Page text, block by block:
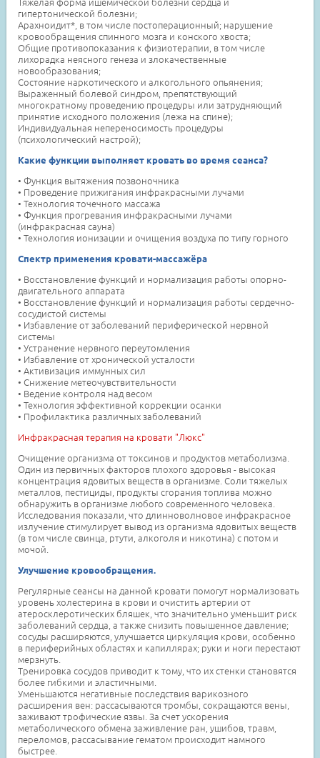
гипертонической болезни;
Арахноидит*, в том числе постоперационный; нарушение
кровообращения спинного мозга и конского хвоста;
Общие противопоказания к физиотерапии, в том числе
лихорадка неясного генеза и злокачественные
новообразования;
Состояние наркотического и алкогольного опьянения;
Выраженный болевой синдром, препятствующий
многократному проведению процедуры или затрудняющий
принятие исходного положения (лежа на спине);
Индивидуальная непереносимость процедуры
(психологический настрой);
Какие функции выполняет кровать во время сеанса?
• Функция вытяжения позвоночника
• Проведение прижигания инфракрасными лучами
• Технология точечного массажа
• Функция прогревания инфракрасными лучами
(инфракрасная сауна)
• Технология ионизации и очищения воздуха по типу горного
Спектр применения кровати-массажёра
• Восстановление функций и нормализация работы опорно-
двигательного аппарата
• Восстановление функций и нормализация работы сердечно-
сосудистой системы
• Избавление от заболеваний периферической нервной
системы
• Устранение нервного переутомления
• Избавление от хронической усталости
• Активизация иммунных сил
• Снижение метеочувствительности
• Ведение контроля над весом
• Технология эффективной коррекции осанки
• Профилактика различных заболеваний
Инфракрасная терапия на кровати "Люкс"
Очищение организма от токсинов и продуктов метаболизма.
Один из первичных факторов плохого здоровья - высокая
концентрация ядовитых веществ в организме. Соли тяжелых
металлов, пестициды, продукты сгорания топлива можно
обнаружить в организме любого современного человека.
Исследования показали, что длинноволновое инфракрасное
излучение стимулирует вывод из организма ядовитых веществ
(в том числе свинца, ртути, алкоголя и никотина) с потом и
мочой.
Улучшение кровообращения.
Регулярные сеансы на данной кровати помогут нормализовать
уровень холестерина в крови и очистить артерии от
атеросклеротических бляшек, что значительно уменьшит риск
заболеваний сердца, а также снизить повышенное давление;
сосуды расширяются, улучшается циркуляция крови, особенно
в периферийных областях и капиллярах; руки и ноги перестают
мерзнуть.
Тренировка сосудов приводит к тому, что их стенки становятся
более гибкими и эластичными.
Уменьшаются негативные последствия варикозного
расширения вен: рассасываются тромбы, сокращаются вены,
заживают трофические язвы. За счет ускорения
метаболического обмена заживление ран, ушибов, травм,
переломов, рассасывание гематом происходит намного
быстрее.